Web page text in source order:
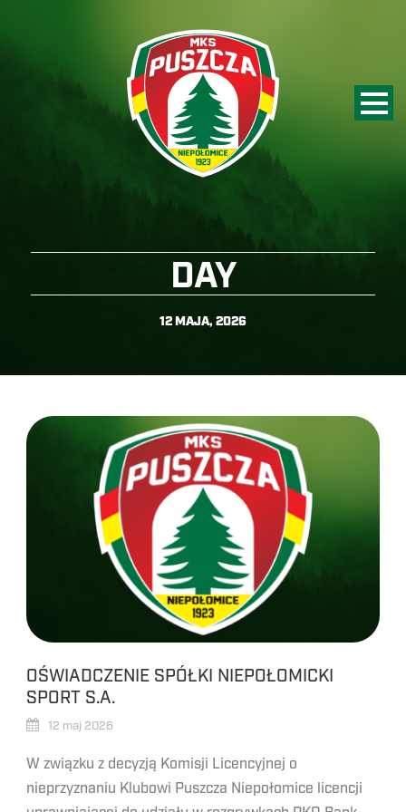
DAY
12 MAJA, 2026
OŚWIADCZENIE SPÓŁKI NIEPOŁOMICKI
SPORT S.A.
12 maj 2026
W związku z decyzją Komisji Licencyjnej o
nieprzyznaniu Klubowi Puszcza Niepołomice licencji